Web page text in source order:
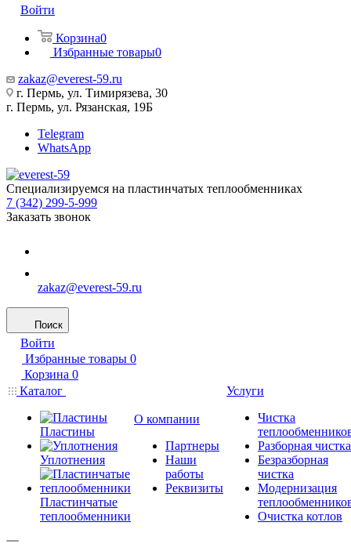
Войти
Корзина0
Избранные товары0
zakaz@everest-59.ru
г. Пермь, ул. Тимирязева, 30
г. Пермь, ул. Рязанская, 19Б
Telegram
WhatsApp
Специализируемся на пластинчатых теплообменниках
7 (342) 299-5-999
Заказать звонок
zakaz@everest-59.ru
Поиск
Войти
Избранные товары 0
Корзина 0
Каталог
Пластины
Уплотнения
Пластинчатые
теплообменники
О компании
Партнеры
Наши
работы
Реквизиты
Услуги
Чистка
Разборная чистка
Безразборная
чистка
Модернизация
Очистка котлов